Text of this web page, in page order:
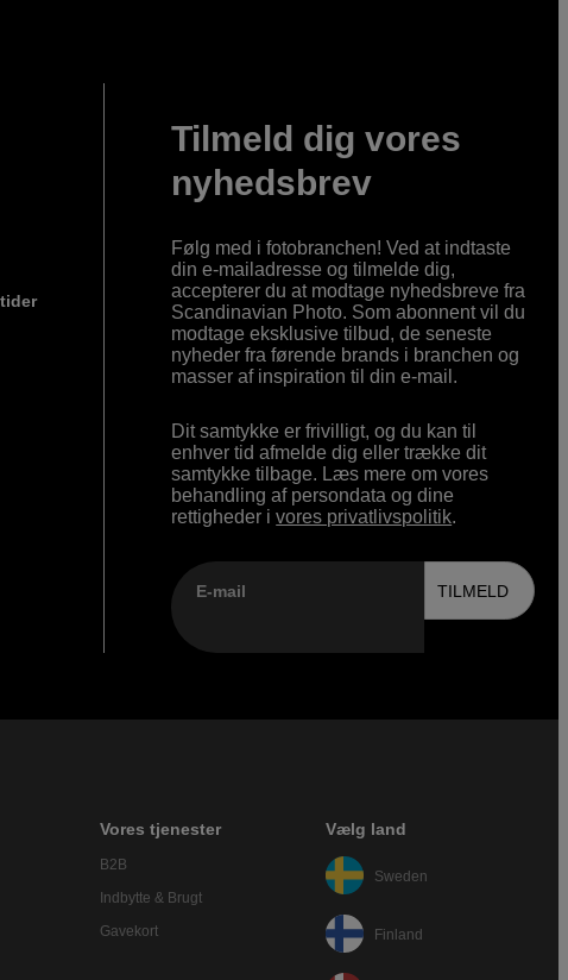
Tilmeld dig vores
nyhedsbrev
Følg med i fotobranchen! Ved at indtaste
din e-mailadresse og tilmelde dig,
accepterer du at modtage nyhedsbreve fra
Scandinavian Photo. Som abonnent vil du
modtage eksklusive tilbud, de seneste
nyheder fra førende brands i branchen og
masser af inspiration til din e-mail.
Dit samtykke er frivilligt, og du kan til
enhver tid afmelde dig eller trække dit
samtykke tilbage. Læs mere om vores
behandling af persondata og dine
rettigheder ivores privatlivspolitik.
E-mail TILMELD
Vores tjenester
B2B
Indbytte & Brugt
Gavekort
Vælg land
Sweden
Finland